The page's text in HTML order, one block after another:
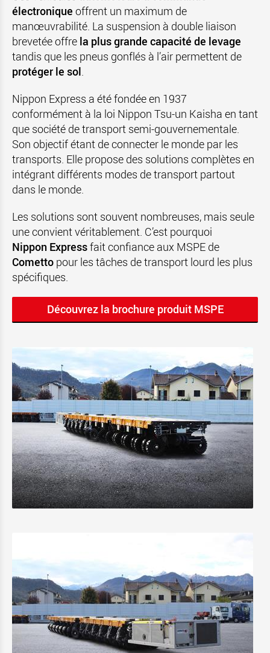
électronique offrent un maximum de
manœuvrabilité. La suspension à double liaison
brevetée offre la plus grande capacité de levage
tandis que les pneus gonflés à l’air permettent de
protéger le sol.
Nippon Express a été fondée en 1937
conformément à la loi Nippon Tsu-un Kaisha en tant
que société de transport semi-gouvernementale.
Son objectif étant de connecter le monde par les
transports. Elle propose des solutions complètes en
intégrant différents modes de transport partout
dans le monde.
Les solutions sont souvent nombreuses, mais seule
une convient véritablement. C’est pourquoi
Nippon Expressfait confiance aux MSPE de
Cometto pour les tâches de transport lourd les plus
spécifiques.
Découvrez la brochure produit MSPE